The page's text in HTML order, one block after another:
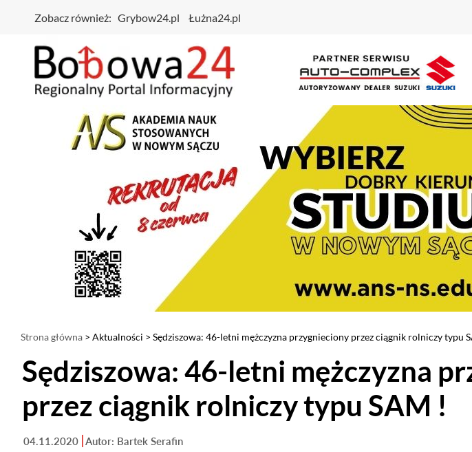
Zobacz również: Grybow24.pl Łużna24.pl
Strona główna > Aktualności > Sędziszowa: 46-letni mężczyzna przygnieciony przez ciągnik rolniczy typu
Sędziszowa: 46-letni mężczyzna
przez ciągnik rolniczy typu SAM !
04.11.2020 Autor: Bartek Serafin